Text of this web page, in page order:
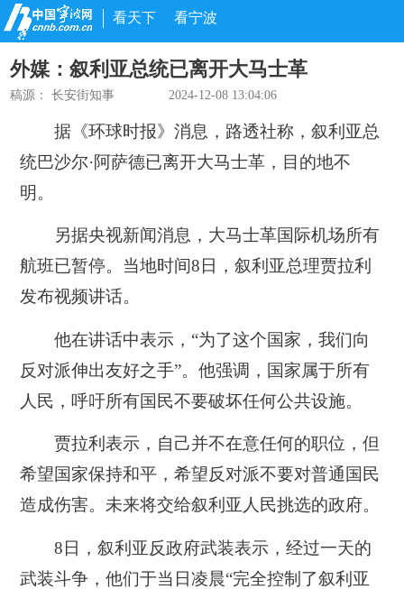
看天下 看宁波
外媒：叙利亚总统已离开大马士革
稿源：长安街知事 2024-12-08 13:04:06
据《环球时报》消息，路透社称，叙利亚总
统巴沙尔·阿萨德已离开大马士革，目的地不
明。
另据央视新闻消息，大马士革国际机场所有
航班已暂停。当地时间8日，叙利亚总理贾拉利
发布视频讲话。
他在讲话中表示，“为了这个国家，我们向
反对派伸出友好之手”。他强调，国家属于所有
人民，呼吁所有国民不要破坏任何公共设施。
贾拉利表示，自己并不在意任何的职位，但
希望国家保持和平，希望反对派不要对普通国民
造成伤害。未来将交给叙利亚人民挑选的政府。
8日，叙利亚反政府武装表示，经过一天的
武装斗争，他们于当日凌晨“完全控制了叙利亚